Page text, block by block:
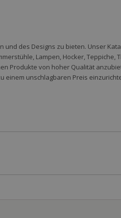
des Designs zu bieten. Unser
Lampen, Hocker, Teppiche,
Produkte von hoher Qualität
einem unschlagbaren Preis